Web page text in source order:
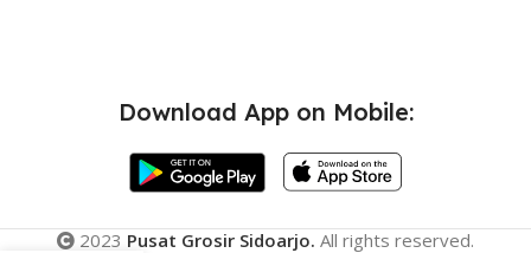
Download App on Mobile:
2023 Pusat Grosir Sidoarjo. All rights reserved.